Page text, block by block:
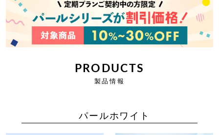
PRODUCTS
製品情報
パールホワイト